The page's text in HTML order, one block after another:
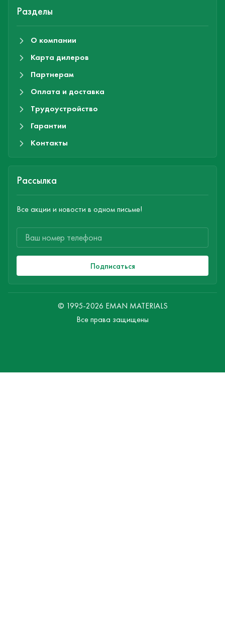
Разделы
О компании
Карта дилеров
Партнерам
Оплата и доставка
Трудоустройство
Гарантии
Контакты
Рассылка
Все акции и новости в одном письме!
Подписаться
© 1995-2026 EMAN MATERIALS
Все права защищены